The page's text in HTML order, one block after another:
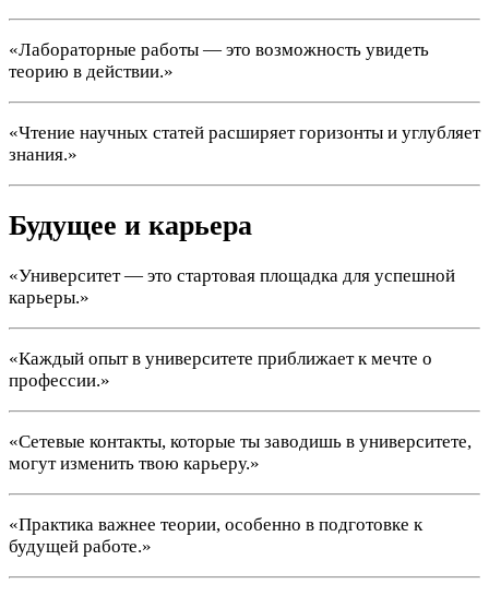
«Лабораторные работы — это возможность увидеть
теорию в действии.»
«Чтение научных статей расширяет горизонты и углубляет
знания.»
Будущее и карьера
«Университет — это стартовая площадка для успешной
карьеры.»
«Каждый опыт в университете приближает к мечте о
профессии.»
«Сетевые контакты, которые ты заводишь в университете,
могут изменить твою карьеру.»
«Практика важнее теории, особенно в подготовке к
будущей работе.»